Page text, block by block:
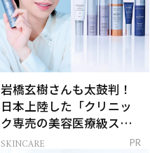
岩橋玄樹さんも太鼓判！
日本上陸した「クリニッ
ク専売の美容医療級スキ
ンケア」
SKINCARE PR